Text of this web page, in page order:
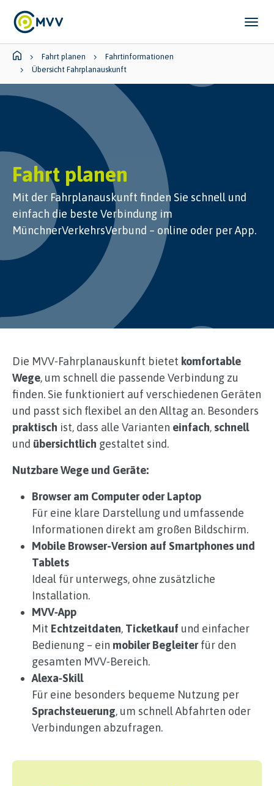
Skip to main content
Skip to page footer
You are here:
Fahrt planen
Fahrtinformationen
Übersicht Fahrplanauskunft
Fahrt planen
Mit der Fahrplanauskunft finden Sie schnell und
einfach die beste Verbindung im
MünchnerVerkehrsVerbund – online oder per App.
Die MVV‑Fahrplanauskunft bietet komfortable
Wege, um schnell die passende Verbindung zu
finden. Sie funktioniert auf verschiedenen Geräten
und passt sich flexibel an den Alltag an. Besonders
praktisch ist, dass alle Varianten einfach, schnell
und übersichtlich gestaltet sind.
Nutzbare Wege und Geräte:
Browser am Computer oder Laptop
Für eine klare Darstellung und umfassende
Informationen direkt am großen Bildschirm.
Mobile Browser-Version auf Smartphones und
Tablets
Ideal für unterwegs, ohne zusätzliche
Installation.
MVV‑App
Mit Echtzeitdaten, Ticketkauf und einfacher
Bedienung – ein mobiler Begleiterfür den
gesamten MVV‑Bereich.
Alexa‑Skill
Für eine besonders bequeme Nutzung per
Sprachsteuerung, um schnell Abfahrten oder
Verbindungen abzufragen.